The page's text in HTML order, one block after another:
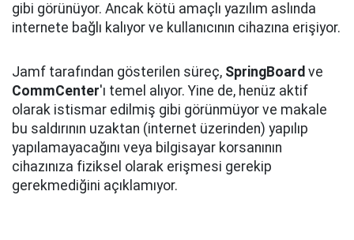
gibi görünüyor. Ancak kötü amaçlı yazılım aslında
internete bağlı kalıyor ve kullanıcının cihazına erişiyor.
Jamf tarafından gösterilen süreç, SpringBoard ve
CommCenter'ı temel alıyor. Yine de, henüz aktif
olarak istismar edilmiş gibi görünmüyor ve makale
bu saldırının uzaktan (internet üzerinden) yapılıp
yapılamayacağını veya bilgisayar korsanının
cihazınıza fiziksel olarak erişmesi gerekip
gerekmediğini açıklamıyor.